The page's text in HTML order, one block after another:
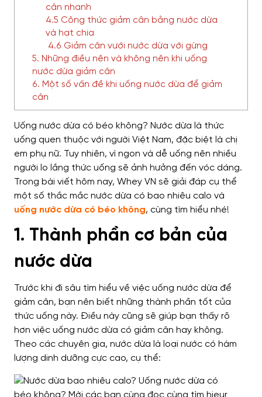
cân nhanh
4.5 Công thức giảm cân bằng nước dừa
và hạt chia
4.6 Giảm cân vưới nước dừa với gừng
5. Những điều nên và không nên khi uống
nước dừa giảm cân
6. Một số vấn đề khi uống nước dừa để giảm
cân
Uống nước dừa có béo không? Nước dừa là thức
uống quen thuộc với người Việt Nam, đặc biệt là chị
em phụ nữ. Tuy nhiên, vì ngon và dễ uống nên nhiều
người lo lắng thức uống sẽ ảnh hưởng đến vóc dáng.
Trong bài viết hôm nay, Whey VN sẽ giải đáp cụ thể
một số thắc mắc nước dừa có bao nhiêu calo và
uống nước dừa có béo không, cùng tìm hiểu nhé!
1. Thành phần cơ bản của
nước dừa
Trước khi đi sâu tìm hiểu về việc uống nước dừa để
giảm cân, bạn nên biết những thành phần tốt của
thức uống này. Điều này cũng sẽ giúp bạn thấy rõ
hơn việc uống nước dừa có giảm cân hay không.
Theo các chuyên gia, nước dừa là loại nước có hàm
lượng dinh dưỡng cực cao, cụ thể: